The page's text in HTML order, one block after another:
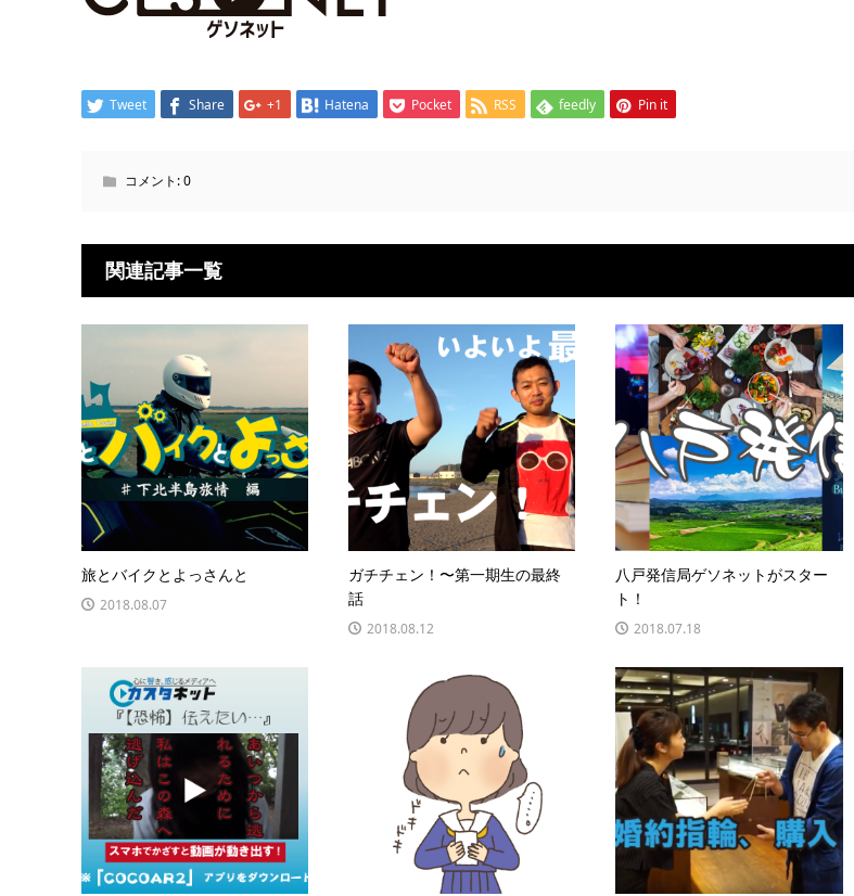
Tweet Share +1 Hatena Pocket RSS feedly Pin it
コメント:0
関連記事一覧
旅とバイクとよっさんと
2018.08.07
ガチチェン！〜第一期生の最終
話
2018.08.12
八戸発信局ゲソネットがスター
ト！
2018.07.18